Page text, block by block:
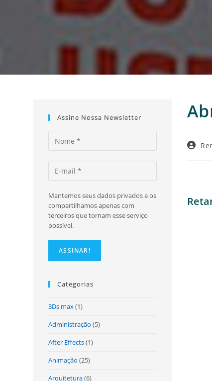
Autor
Assine Nossa Newsletter
Mantemos seus dados privados e os
compartilhamos apenas com
terceiros que tornam esse serviço
possível.
Categorias
3Ds max(1)
Administração (5)
After Effects(1)
Animação (25)
Arquitetura(6)